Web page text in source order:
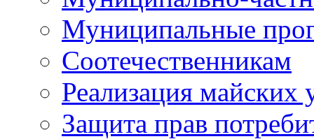
Муниципальные
Соотечественникам
Реализация майских
Защита прав